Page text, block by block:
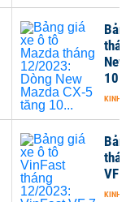
KINH
VF
KINH